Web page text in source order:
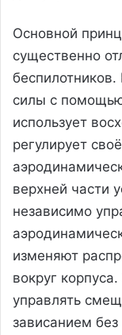
Основной
существенно
силы с
использует
регулирует
верхней части
независимо
изменяют
вокруг
управлять
зависанием